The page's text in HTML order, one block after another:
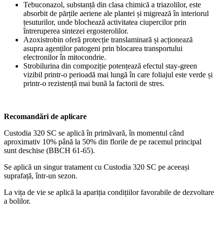
Tebuconazol, substanță din clasa chimică a triazolilor, este
absorbit de părțile aeriene ale plantei și migrează în interiorul
țesuturilor, unde blochează activitatea ciupercilor prin
întreruperea sintezei ergosterolilor.
Azoxistrobin oferă protecție translaminară și acționează
asupra agenților patogeni prin blocarea transportului
electronilor în mitocondrie.
Strobilurina din compoziție potențează efectul stay-green
vizibil printr-o perioadă mai lungă în care foliajul este verde și
printr-o rezistență mai bună la factorii de stres.
Recomandări de aplicare
Custodia 320 SC se aplică în primăvară, în momentul când
aproximativ 10% până la 50% din florile de pe racemul principal
sunt deschise (BBCH 61-65).
Se aplică un singur tratament cu Custodia 320 SC pe aceeași
suprafață, într-un sezon.
La vița de vie se aplică la apariția condițiilor favorabile de dezvoltare
a bolilor.